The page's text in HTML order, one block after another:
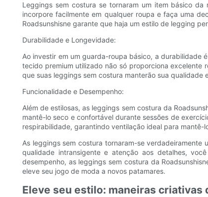
Leggings sem costura se tornaram um item básico
incorpore facilmente em qualquer roupa e faça uma
Roadsunshisne garante que haja um estilo de legging
Durabilidade e Longevidade:
Ao investir em um guarda-roupa básico, a durabilidade
tecido premium utilizado não só proporciona excelente
que suas leggings sem costura manterão sua qualidade
Funcionalidade e Desempenho:
Além de estilosas, as leggings sem costura da
mantê-lo seco e confortável durante sessões de
respirabilidade, garantindo ventilação ideal para mantê-
As leggings sem costura tornaram-se
qualidade intransigente e atenção aos detalhes,
desempenho, as leggings sem costura da
eleve seu jogo de moda a novos patamares.
Eleve seu estilo: maneiras